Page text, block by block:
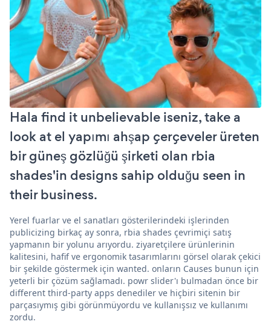
Hala find it unbelievable iseniz, take a
look at el yapımı ahşap çerçeveler üreten
bir güneş gözlüğü şirketi olan rbia
shades'in designs sahip olduğu seen in
their business.
Yerel fuarlar ve el sanatları gösterilerindeki işlerinden
publicizing birkaç ay sonra, rbia shades çevrimiçi satış
yapmanın bir yolunu arıyordu. ziyaretçilere ürünlerinin
kalitesini, hafif ve ergonomik tasarımlarını görsel olarak çekici
bir şekilde göstermek için wanted. onların Causes bunun için
yeterli bir çözüm sağlamadı. powr slider'ı bulmadan önce bir
different third-party apps denediler ve hiçbiri sitenin bir
parçasıymış gibi görünmüyordu ve kullanışsız ve kullanımı
zordu.